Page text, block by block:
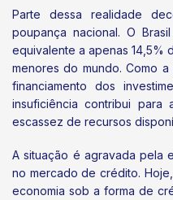
Parte dessa realidade
poupança nacional. O
equivalente a apenas 14,5%
menores do mundo. Como
financiamento dos
insuficiência contribui
escassez de recursos
A situação é agravada pela
no mercado de crédito.
economia sob a forma de